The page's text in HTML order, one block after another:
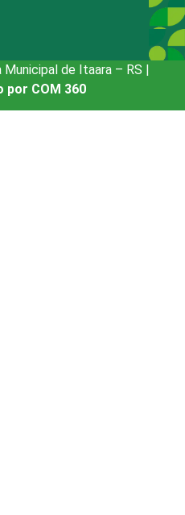
de Itaara – RS |
por COM 360